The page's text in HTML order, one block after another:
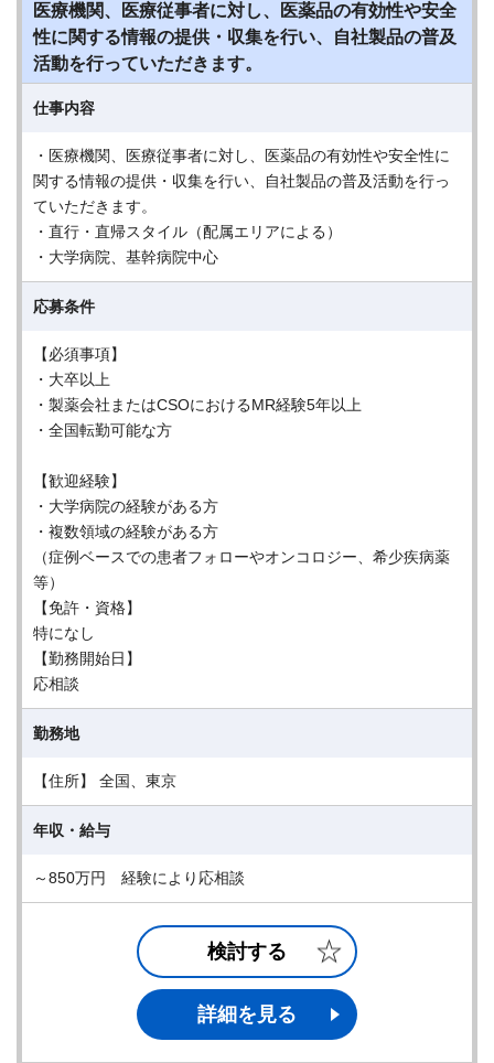
医療機関、医療従事者に対し、医薬品の有効性や安全
性に関する情報の提供・収集を行い、自社製品の普及
活動を行っていただきます。
仕事内容
・医療機関、医療従事者に対し、医薬品の有効性や安全性に
関する情報の提供・収集を行い、自社製品の普及活動を行っ
ていただきます。
・直行・直帰スタイル（配属エリアによる）
・大学病院、基幹病院中心
応募条件
【必須事項】
・大卒以上
・製薬会社またはCSOにおけるMR経験5年以上
・全国転勤可能な方
【歓迎経験】
・大学病院の経験がある方
・複数領域の経験がある方
（症例ベースでの患者フォローやオンコロジー、希少疾病薬
等）
【免許・資格】
特になし
【勤務開始日】
応相談
勤務地
【住所】 全国、東京
年収・給与
～850万円 経験により応相談
検討する
詳細を見る